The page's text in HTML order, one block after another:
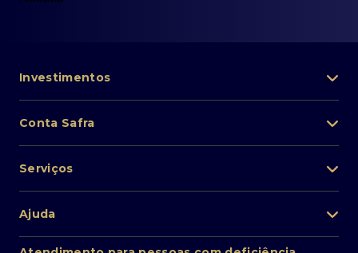
Investimentos
Lista de fundos de investimento
Private Banking
Renda fixa
Conta Safra
Pessoa Física
Cartões
Empréstimos e financiamentos
Serviços
Perda/roubo de celular
Ajuda
Atendimento ao cliente